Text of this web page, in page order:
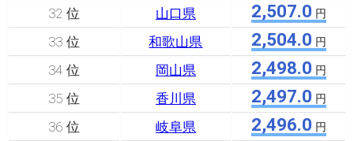
32 位 山口県 2,507.0 円
33 位 和歌山県 2,504.0 円
34 位 岡山県 2,498.0 円
35 位 香川県 2,497.0 円
36 位 岐阜県 2,496.0 円